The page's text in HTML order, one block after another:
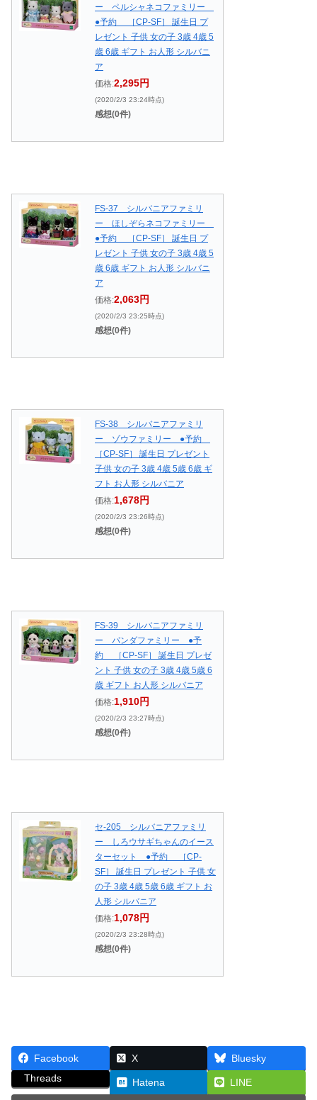
ー ペルシャネコファミリー
●予約 ［CP-SF］ 誕生日 プ
レゼント 子供 女の子 3歳 4歳 5
歳 6歳 ギフト お人形 シルバニ
ア
価格:2,295円
(2020/2/3 23:24時点)
感想(0件)
FS-37 シルバニアファミリ
ー ほしぞらネコファミリー
●予約 ［CP-SF］ 誕生日 プ
レゼント 子供 女の子 3歳 4歳 5
歳 6歳 ギフト お人形 シルバニ
ア
価格:2,063円
(2020/2/3 23:25時点)
感想(0件)
FS-38 シルバニアファミリ
ー ゾウファミリー ●予約
［CP-SF］ 誕生日 プレゼント
子供 女の子 3歳 4歳 5歳 6歳 ギ
フト お人形 シルバニア
価格:1,678円
(2020/2/3 23:26時点)
感想(0件)
FS-39 シルバニアファミリ
ー パンダファミリー ●予
約 ［CP-SF］ 誕生日 プレゼ
ント 子供 女の子 3歳 4歳 5歳 6
歳 ギフト お人形 シルバニア
価格:1,910円
(2020/2/3 23:27時点)
感想(0件)
セ-205 シルバニアファミリ
ー しろウサギちゃんのイース
ターセット ●予約 ［CP-
SF］ 誕生日 プレゼント 子供 女
の子 3歳 4歳 5歳 6歳 ギフト お
人形 シルバニア
価格:1,078円
(2020/2/3 23:28時点)
感想(0件)
Facebook X
Bluesky
Threads
Hatena LINE